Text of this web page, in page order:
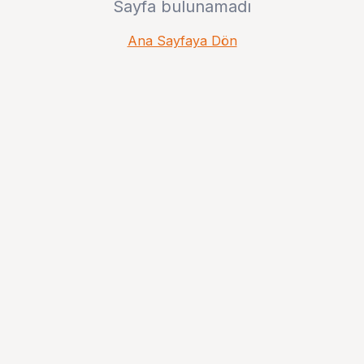
Sayfa bulunamadı
Ana Sayfaya Dön